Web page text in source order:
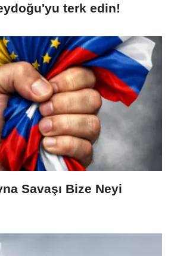
terk edin!
Savaşı Bize Neyi